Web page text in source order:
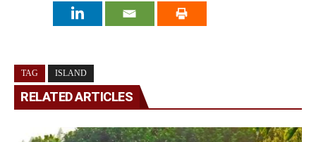
TAG ISLAND
RELATED ARTICLES